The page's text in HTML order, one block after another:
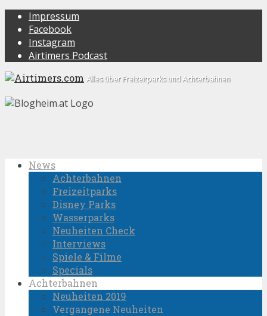
Impressum
Facebook
Instagram
Airtimers Podcast
Alles über Freizeitparks und Achterbahnen
News
Achterbahnen
Freizeitparks
Disney Parks
Wasserparks
Neuheiten Check
Interviews
Spiele & Filme
Specials
Achterbahnen
Neuheiten 2019
Vergangene Neuheiten